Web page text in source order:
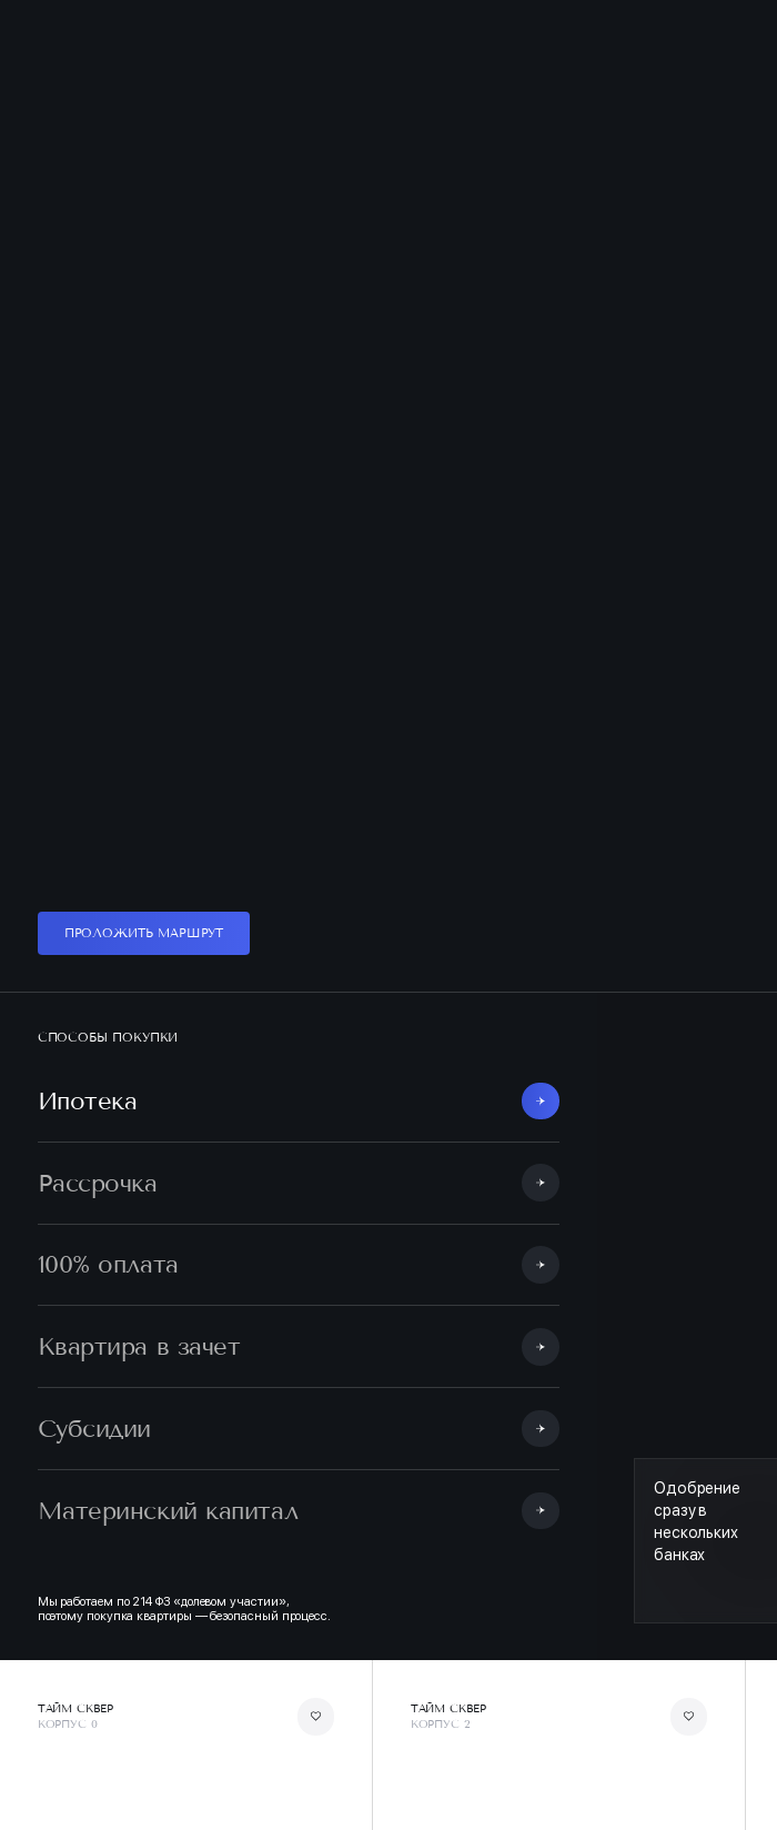
ПРОЛОЖИТЬ МАРШРУТ
СПОСОБЫ ПОКУПКИ
Ипотека
Рассрочка
100% оплата
Квартира в зачет
Субсидии
Материнский капитал
Мы работаем по 214 ФЗ «долевом участии»,
поэтому покупка квартиры — безопасный процесс.
Одобрение
сразу в
нескольких
банках
ТАЙМ СКВЕР
КОРПУС 0
ТАЙМ СКВЕР
КОРПУС 2